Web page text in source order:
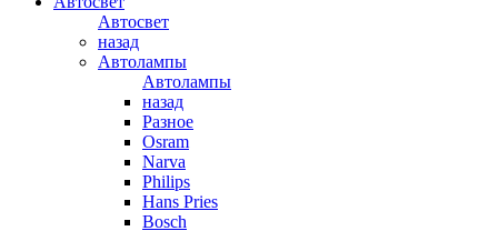
Автосвет
назад
Автолампы
Автолампы
назад
Разное
Osram
Narva
Philips
Hans Pries
Bosch